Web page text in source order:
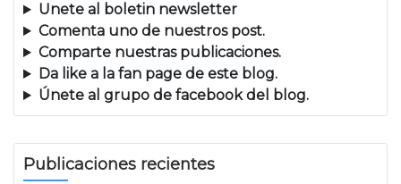
Unete al boletin newsletter
Comenta uno de nuestros post.
Comparte nuestras publicaciones.
Da like a la fan page de este blog.
Únete al grupo de facebook del blog.
Publicaciones recientes